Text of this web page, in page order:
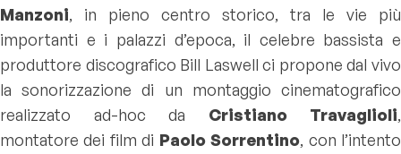
Manzoni, in pieno centro storico, tra le vie più
importanti e i palazzi d’epoca, il celebre bassista e
produttore discografico Bill Laswell ci propone dal vivo
la sonorizzazione di un montaggio cinematografico
realizzato ad-hoc da Cristiano Travaglioli,
montatore dei film di Paolo Sorrentino, con l’intento